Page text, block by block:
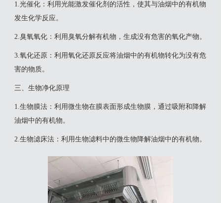
‌1.光催化‌：利用光能激发催化剂的活性，使其与油烟中的有机物
发生化学反应。
‌2.臭氧氧化‌：利用臭氧分解有机物，生成没有危害的氧化产物。
‌3.氧化还原‌：利用氧化还原反应将油烟中的有机物转化为没有危
害的物质‌。
三、生物净化原理
‌1.生物膜法‌：利用微生物在膜表面形成生物膜，通过吸附和降解
油烟中的有机物。
‌2.生物滤床法‌：利用生物滤料中的微生物降解油烟中的有机物‌。